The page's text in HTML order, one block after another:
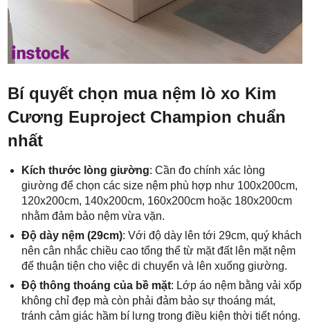
Bí quyết chọn mua nệm lò xo Kim
Cương Euproject Champion chuẩn
nhất
Kích thước lòng giường: Cần đo chính xác lòng
giường để chọn các size nệm phù hợp như 100x200cm,
120x200cm, 140x200cm, 160x200cm hoặc 180x200cm
nhằm đảm bảo nệm vừa vặn.
Độ dày nệm (29cm): Với độ dày lên tới 29cm, quý khách
nên cân nhắc chiều cao tổng thể từ mặt đất lên mặt nệm
để thuận tiện cho việc di chuyển và lên xuống giường.
Độ thông thoáng của bề mặt: Lớp áo nệm bằng vải xốp
không chỉ đẹp mà còn phải đảm bảo sự thoáng mát,
tránh cảm giác hầm bí lưng trong điều kiện thời tiết nóng.